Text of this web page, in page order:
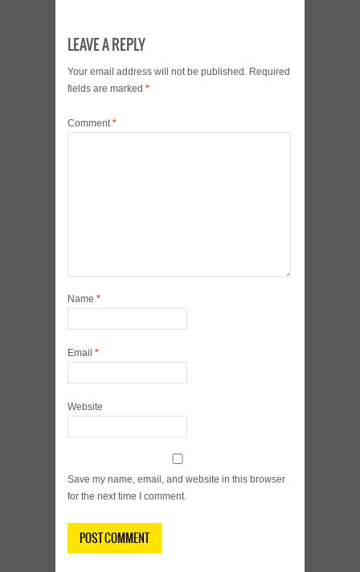
LEAVE A REPLY
Your email address will not be published. Required
fields are marked *
Comment*
Name *
Email *
Website
Save my name, email, and website in this browser
for the next time I comment.